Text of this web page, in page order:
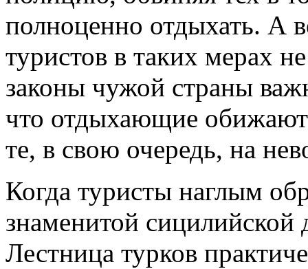
полноценно отдыхать. А
туристов в таких мерах
законы чужой страны
что отдыхающие
те, в свою очередь, на
Когда туристы наглым
знаменитой сицилийской
Лестница турков